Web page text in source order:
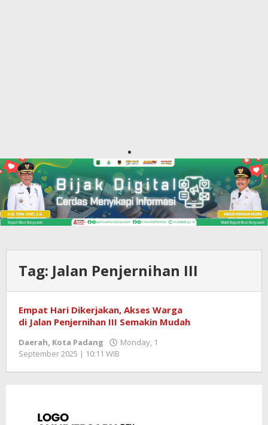
Tag: Jalan Penjernihan III
Empat Hari Dikerjakan, Akses Warga
di Jalan Penjernihan III Semakin Mudah
Daerah, Kota Padang
Monday, 1
September 2025 | 10:11 WIB